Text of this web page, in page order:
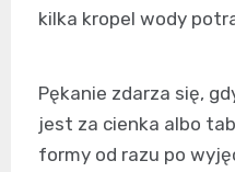
kilka kropel wody
Pękanie zdarza się,
jest za cienka albo
formy od razu po